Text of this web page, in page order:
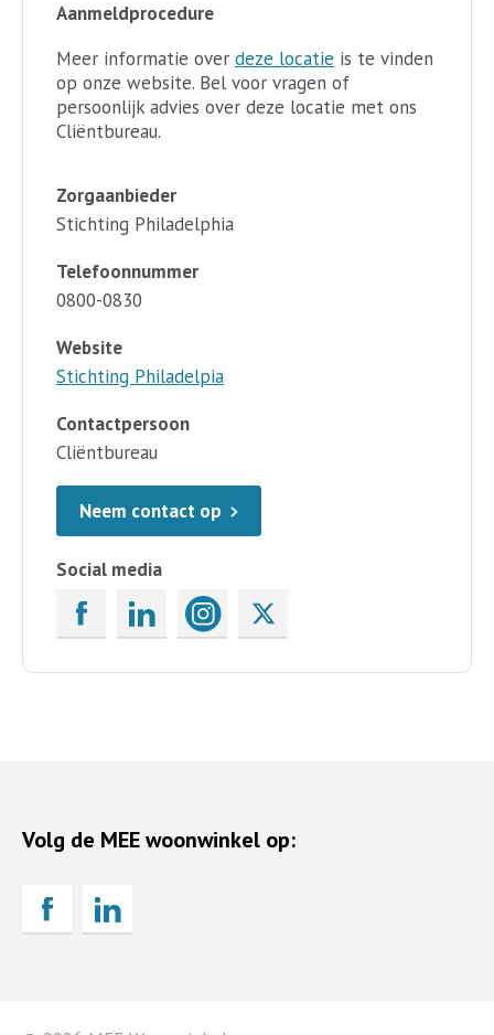
Aanmeldprocedure
Meer informatie over deze locatie is te vinden
op onze website. Bel voor vragen of
persoonlijk advies over deze locatie met ons
Cliëntbureau.
Zorgaanbieder
Stichting Philadelphia
Telefoonnummer
0800-0830
Website
Stichting Philadelpia
Contactpersoon
Cliëntbureau
Neem contact op
Social media
Volg de MEE woonwinkel op: